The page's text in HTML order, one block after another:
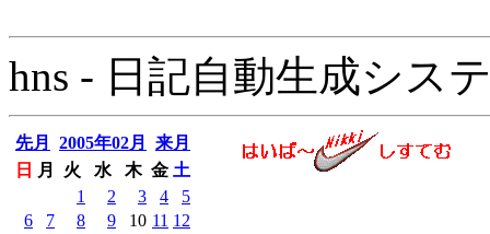
hns - 日記自動生成シス
先月 2005年02月
来月
日
月 火 水 木 金 土
1
2 3 4
5
6
7 8 9 10 11 12